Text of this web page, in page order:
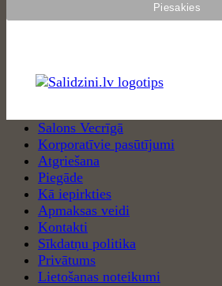
Salons Vecrīgā
Korporatīvie pasūtījumi
Atgriešana
Piegāde
Kā iepirkties
Apmaksas veidi
Kontakti
Sīkdatņu politika
Privātums
Lietošanas noteikumi